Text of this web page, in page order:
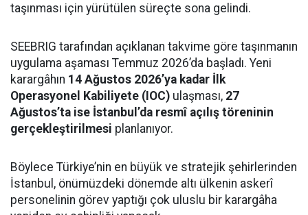
taşınması için yürütülen süreçte sona gelindi.
SEEBRIG tarafından açıklanan takvime göre taşınmanın
uygulama aşaması Temmuz 2026’da başladı. Yeni
karargâhın 14 Ağustos 2026’ya kadar İlk
Operasyonel Kabiliyete (IOC) ulaşması, 27
Ağustos’ta ise İstanbul’da resmî açılış töreninin
gerçekleştirilmesi planlanıyor.
Böylece Türkiye’nin en büyük ve stratejik şehirlerinden
İstanbul, önümüzdeki dönemde altı ülkenin askerî
personelinin görev yaptığı çok uluslu bir karargâha